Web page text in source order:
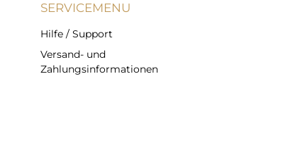
SERVICEMENU
Hilfe / Support
Versand- und
Zahlungsinformationen